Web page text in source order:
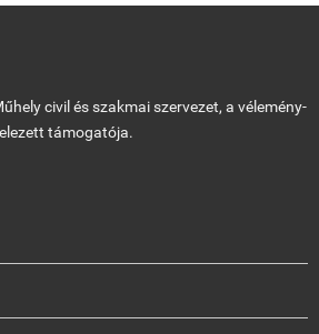
civil és szakmai szervezet, a vélemény-
támogatója.